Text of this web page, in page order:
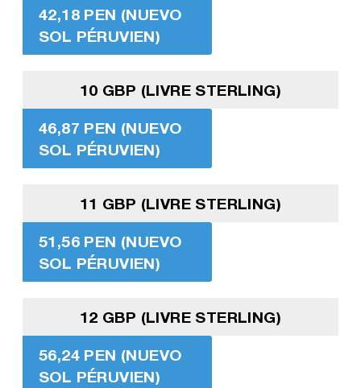
42,18 PEN (NUEVO
SOL PÉRUVIEN)
10 GBP (LIVRE STERLING)
46,87 PEN (NUEVO
SOL PÉRUVIEN)
11 GBP (LIVRE STERLING)
51,56 PEN (NUEVO
SOL PÉRUVIEN)
12 GBP (LIVRE STERLING)
56,24 PEN (NUEVO
SOL PÉRUVIEN)